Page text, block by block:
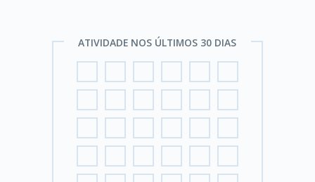
ATIVIDADE NOS ÚLTIMOS 30 DIAS